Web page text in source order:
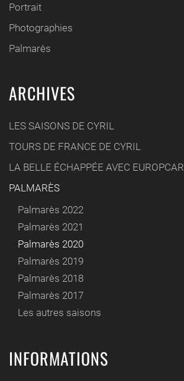
Portrait
Photographies
Palmarès
ARCHIVES
LES SAISONS DE CYRIL
TOURS DE FRANCE DE CYRIL
LA BELLE ÉCHAPPÉE AVEC EUROPCAR
PALMARÈS
Palmarès 2022
Palmarès 2021
Palmarès 2020
Palmarès 2019
Palmarès 2018
Palmarès 2017
Les autres saisons
INFORMATIONS